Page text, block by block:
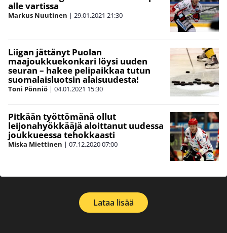
alle vartissa
Markus Nuutinen | 29.01.2021 21:30
Liigan jättänyt Puolan
maajoukkuekonkari löysi uuden
seuran – hakee pelipaikkaa tutun
suomalaisluotsin alaisuudesta!
Toni Pönniö | 04.01.2021 15:30
Pitkään työttömänä ollut
leijonahyökkääjä aloittanut uudessa
joukkueessa tehokkaasti
Miska Miettinen | 07.12.202007:00
Lataa lisää